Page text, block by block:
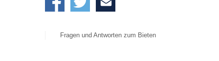
Fragen und Antworten zum Bieten